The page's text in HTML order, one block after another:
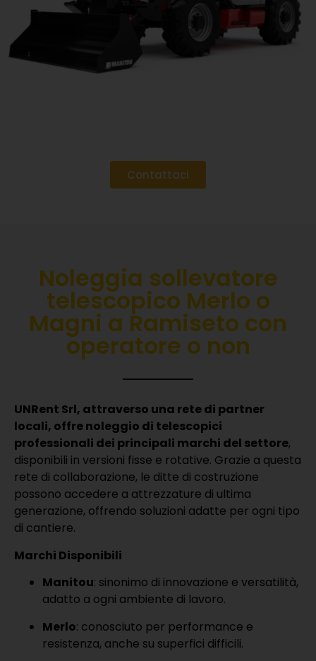
Contattaci
Noleggia sollevatore
telescopico Merlo o
Magni a Ramiseto con
operatore o non
UNRent Srl, attraverso una rete di partner
locali, offre noleggio di telescopici
professionali dei principali marchi del settore,
disponibili in versioni fisse e rotative. Grazie a questa
rete di collaborazione, le ditte di costruzione
possono accedere a attrezzature di ultima
generazione, offrendo soluzioni adatte per ogni tipo
di cantiere.
Marchi Disponibili
Manitou: sinonimo di innovazione e versatilità,
adatto a ogni ambiente di lavoro.
Merlo: conosciuto per performance e
resistenza, anche su superfici difficili.